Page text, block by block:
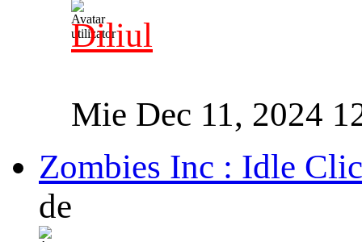
Diliul
Mie Dec 11, 2024
Zombies Inc : Idle
de